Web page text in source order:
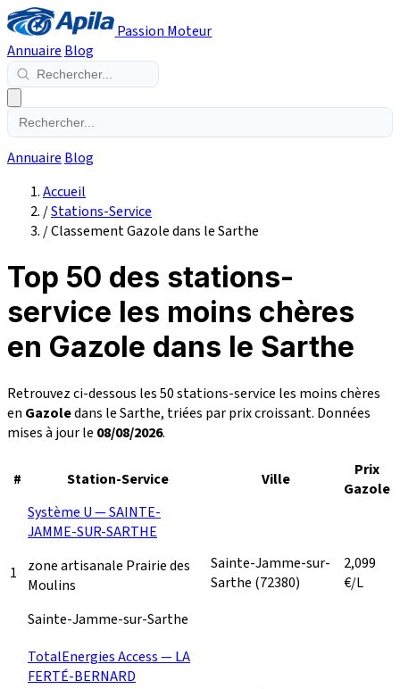
Passion Moteur
Annuaire Blog
Annuaire Blog
Accueil
/Stations-Service
/Classement Gazole dans le Sarthe
Top 50 des stations-
service les moins chères
en Gazole dans le Sarthe
Retrouvez ci-dessous les 50 stations-service les moins chères
en Gazoledans le Sarthe, triées par prix croissant. Données
mises à jour le 08/08/2026.
# Station-Service Ville
Prix
Gazole
1
Système U — SAINTE-
JAMME-SUR-SARTHE
zone artisanale Prairie des
Moulins
Sainte-Jamme-sur-Sarthe
Sainte-Jamme-sur-
Sarthe (72380)
2,099
€/L
TotalEnergies Access — LA
FERTÉ-BERNARD